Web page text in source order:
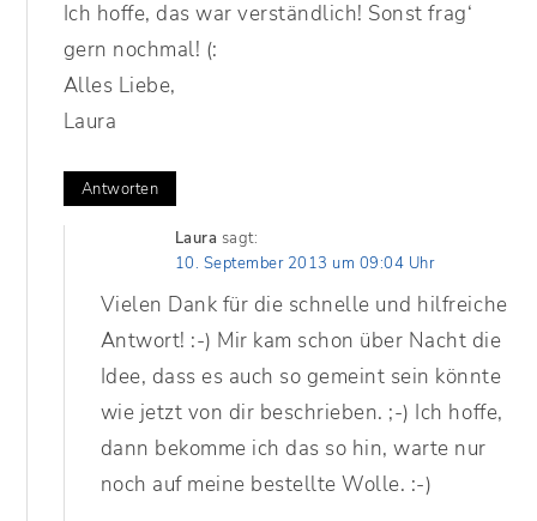
Ich hoffe, das war verständlich! Sonst frag‘
gern nochmal! (:
Alles Liebe,
Laura
Antworten
Laura sagt:
10. September 2013 um 09:04 Uhr
Vielen Dank für die schnelle und hilfreiche
Antwort! :-) Mir kam schon über Nacht die
Idee, dass es auch so gemeint sein könnte
wie jetzt von dir beschrieben. ;-) Ich hoffe,
dann bekomme ich das so hin, warte nur
noch auf meine bestellte Wolle. :-)